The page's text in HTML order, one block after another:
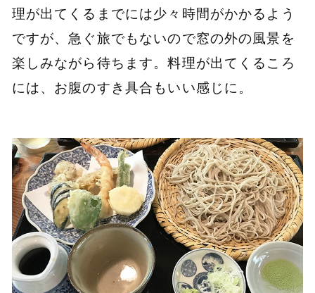
理が出てくるまでには少々時間がかかるよう
ですが、急ぐ旅でもないので窓の外の風景を
楽しみながら待ちます。料理が出てくるころ
には、お腹のすき具合もいい感じに。